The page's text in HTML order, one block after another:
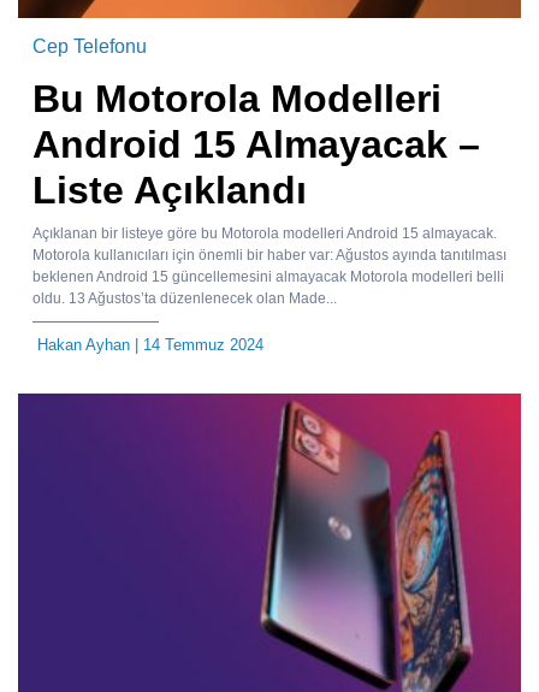
Cep Telefonu
Bu Motorola Modelleri
Android 15 Almayacak –
Liste Açıklandı
Açıklanan bir listeye göre bu Motorola modelleri Android 15 almayacak.
Motorola kullanıcıları için önemli bir haber var: Ağustos ayında tanıtılması
beklenen Android 15 güncellemesini almayacak Motorola modelleri belli
oldu. 13 Ağustos’ta düzenlenecek olan Made...
Hakan Ayhan | 14 Temmuz 2024